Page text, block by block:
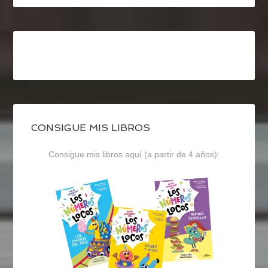
CONSIGUE MIS LIBROS
Consigue mis libros aquí (a partir de 4 años):